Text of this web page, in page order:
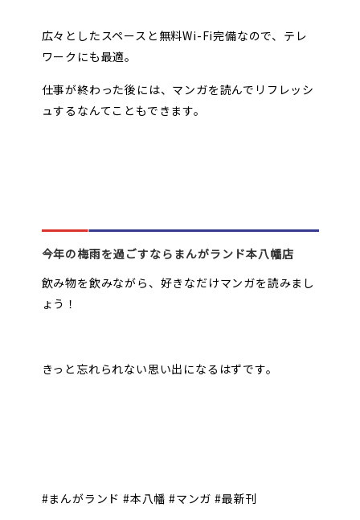
広々としたスペースと無料Wi-Fi完備なので、テレ
ワークにも最適。
仕事が終わった後には、マンガを読んでリフレッシ
ュするなんてこともできます。
今年の梅雨を過ごすならまんがランド本八幡店
飲み物を飲みながら、好きなだけマンガを読みまし
ょう！
きっと忘れられない思い出になるはずです。
#まんがランド #本八幡 #マンガ #最新刊